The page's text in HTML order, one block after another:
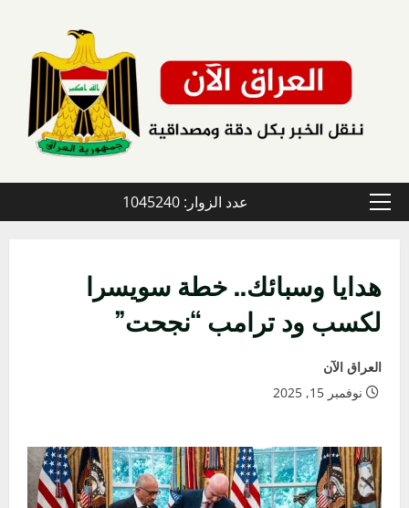
القائمة
عدد الزوار: 1045240
هدايا وسبائك.. خطة سويسرا
لكسب ود ترامب “نجحت”
العراق الآن
نوفمبر 15, 2025